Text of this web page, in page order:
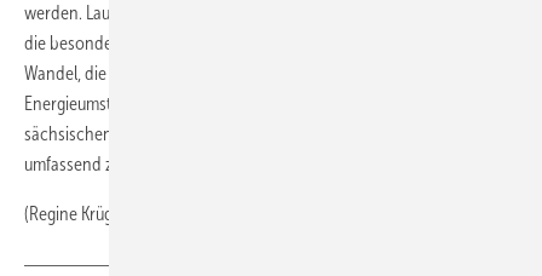
werden. Laut Landesregierung soll mit dem neuen Plan „vor allem auf
die besonderen Herausforderungen wie den demografischen
Wandel, die klimatischen Veränderungen und den notwendigen
Energieumstieg reagiert werden“, heißt es in einer Mitteilung des
sächsischen Innenministeriums. Der Landesverband will jetzt
umfassend zum Entwurf Stellung nehmen.
(Regine Krüger)